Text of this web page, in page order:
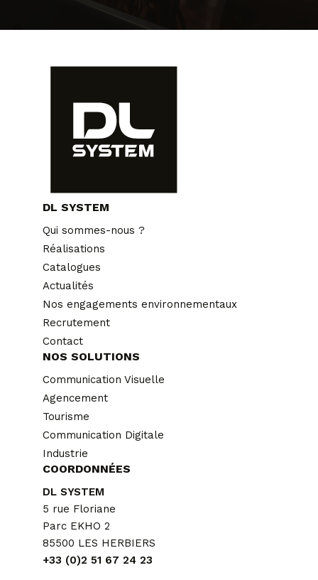
DL SYSTEM
Qui sommes-nous ?
Réalisations
Catalogues
Actualités
Nos engagements environnementaux
Recrutement
Contact
NOS SOLUTIONS
Communication Visuelle
Agencement
Tourisme
Communication Digitale
Industrie
COORDONNÉES
DL SYSTEM
5 rue Floriane
Parc EKHO 2
85500 LES HERBIERS
+33 (0)2 51 67 24 23